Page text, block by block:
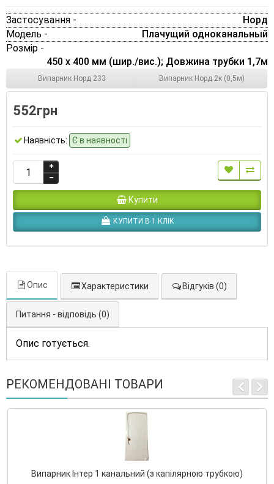
Застосування -
Норд
Модель -
Плачущий одноканальный
Розмір -
450 x 400 мм (шир./вис.); Довжина трубки 1,7м
Випарник Норд 233 Випарник Норд 2к (0,5м)
552грн
Наявність: Є в наявності
Купити
КУПИТИ В 1 КЛІК
Опис Характеристики Відгуків (0)
Питання - відповідь (0)
Опис готується.
РЕКОМЕНДОВАНІ ТОВАРИ
Випарник Інтер 1 канальний (з капілярною трубкою)